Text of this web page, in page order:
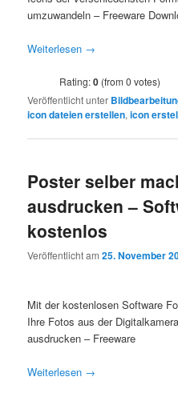
umzuwandeln – Freeware
Weiterlesen →
Rating:0 (from 0 votes)
Veröffentlicht unter
icon dateien erstellen,icon
Poster selber
ausdrucken –
kostenlos
Veröffentlicht am25. November
Mit der kostenlosen Software
Ihre Fotos aus der
ausdrucken – Freeware
Weiterlesen →